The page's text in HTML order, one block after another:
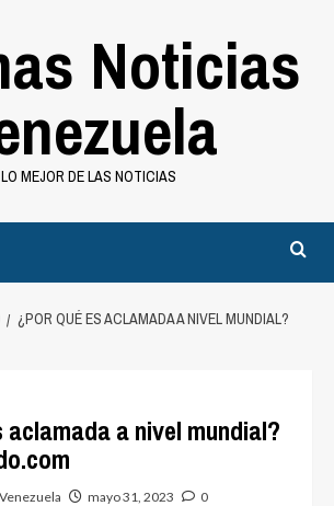
Noticias
LO MEJOR DE LAS NOTICIAS
¿POR QUÉ ES ACLAMADA A NIVEL MUNDIAL?
aclamada a nivel mundial?
mayo 31, 2023 0